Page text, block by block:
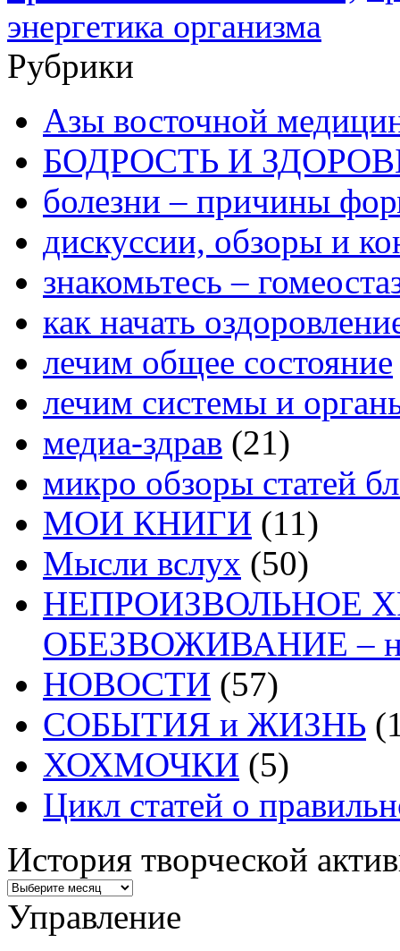
энергетика организма
Рубрики
Азы восточной
БОДРОСТЬ И
болезни – причины
дискуссии, обзоры и
знакомьтесь –
как начать
лечим общее состояние
лечим системы и
медиа-здрав (21)
микро обзоры статей
МОИ КНИГИ (11)
Мысли вслух (50)
НЕПРОИЗВОЛЬНОЕ
ОБЕЗВОЖИВАНИЕ –
НОВОСТИ (57)
СОБЫТИЯ и ЖИЗНЬ
ХОХМОЧКИ (5)
Цикл статей о
История творческой
Управление